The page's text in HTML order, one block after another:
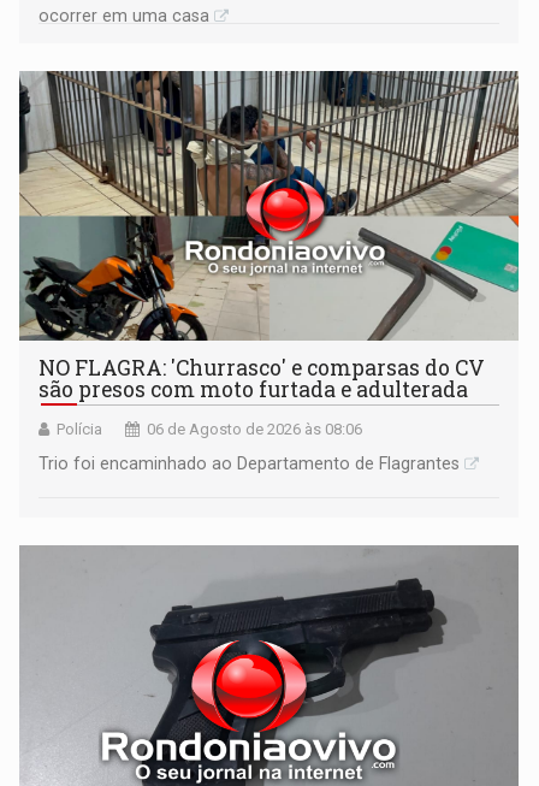
ocorrer em uma casa
NO FLAGRA: 'Churrasco' e comparsas do CV
são presos com moto furtada e adulterada
Polícia 06 de Agosto de 2026 às 08:06
Trio foi encaminhado ao Departamento de Flagrantes